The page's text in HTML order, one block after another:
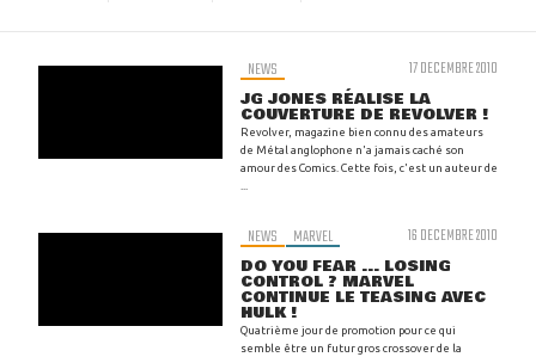
NEWS 17 DECEMBRE 2010
JG JONES RÉALISE LA
COUVERTURE DE REVOLVER !
Revolver, magazine bien connu des amateurs
de Métal anglophone n'a jamais caché son
amour des Comics. Cette fois, c'est un auteur de
NEWS MARVEL 16 DECEMBRE 2010
DO YOU FEAR ... LOSING
CONTROL ? MARVEL
CONTINUE LE TEASING AVEC
HULK !
Quatrième jour de promotion pour ce qui
semble être un futur gros crossover de la